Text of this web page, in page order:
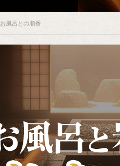
お風呂との順番